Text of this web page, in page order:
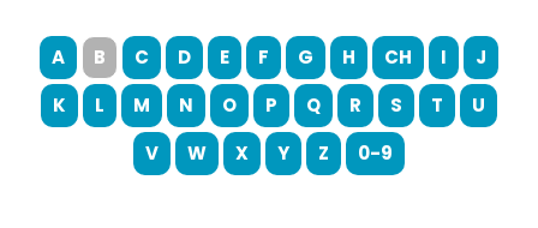
A B C D E F G H CH I
J
K
L M N O P Q R S T
U
V
W X Y Z 0-9